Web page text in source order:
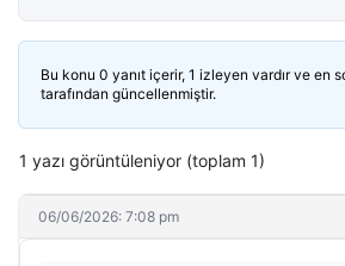
Bu konu 0 yanıt içerir, 1 izleyen vardır ve en
tarafından güncellenmiştir.
1 yazı görüntüleniyor (toplam 1)
06/06/2026: 7:08 pm